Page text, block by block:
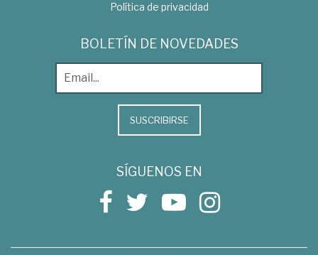
Política de privacidad
BOLETÍN DE NOVEDADES
SUSCRIBIRSE
SÍGUENOS EN